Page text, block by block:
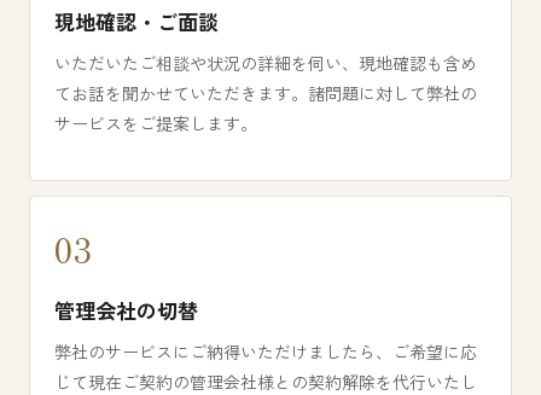
現地確認・ご面談
いただいたご相談や状況の詳細を伺い、現地確認も含め
てお話を聞かせていただきます。諸問題に対して弊社の
サービスをご提案します。
管理会社の切替
弊社のサービスにご納得いただけましたら、ご希望に応
じて現在ご契約の管理会社様との契約解除を代行いたし